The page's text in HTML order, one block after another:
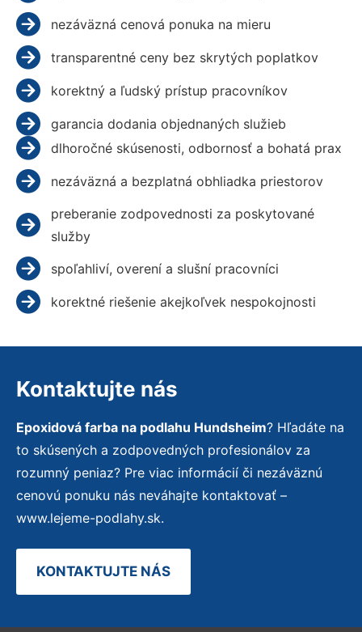
nezáväzná cenová ponuka na mieru
transparentné ceny bez skrytých poplatkov
korektný a ľudský prístup pracovníkov
garancia dodania objednaných služieb
dlhoročné skúsenosti, odbornosť a bohatá prax
nezáväzná a bezplatná obhliadka priestorov
preberanie zodpovednosti za poskytované
služby
spoľahliví, overení a slušní pracovníci
korektné riešenie akejkoľvek nespokojnosti
Kontaktujte nás
Epoxidová farba na podlahu Hundsheim? Hľadáte na
to skúsených a zodpovedných profesionálov za
rozumný peniaz? Pre viac informácií či nezáväznú
cenovú ponuku nás neváhajte kontaktovať –
www.lejeme-podlahy.sk.
KONTAKTUJTE NÁS